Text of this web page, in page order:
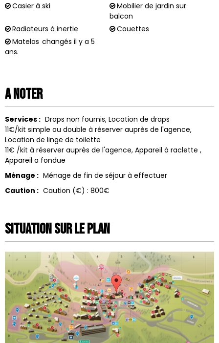
Casier à ski
Mobilier de jardin sur
balcon
Radiateurs à inertie
Couettes
Matelas changés il y a 5
ans.
A noter
Services : Draps non fournis Location de draps
11€/kit simple ou double à réserver auprès de l'agence
Location de linge de toilette
11€ /kit à réserver auprès de l'agence Appareil à raclette
Appareil a fondue
Ménage : Ménage de fin de séjour à effectuer
Caution : Caution (€) : 800€
Situation sur le Plan